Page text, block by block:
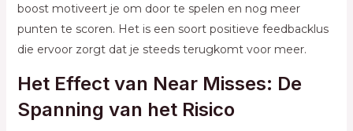
boost motiveert je om door te spelen en nog meer
punten te scoren. Het is een soort positieve feedbacklus
die ervoor zorgt dat je steeds terugkomt voor meer.
Het Effect van Near Misses: De
Spanning van het Risico